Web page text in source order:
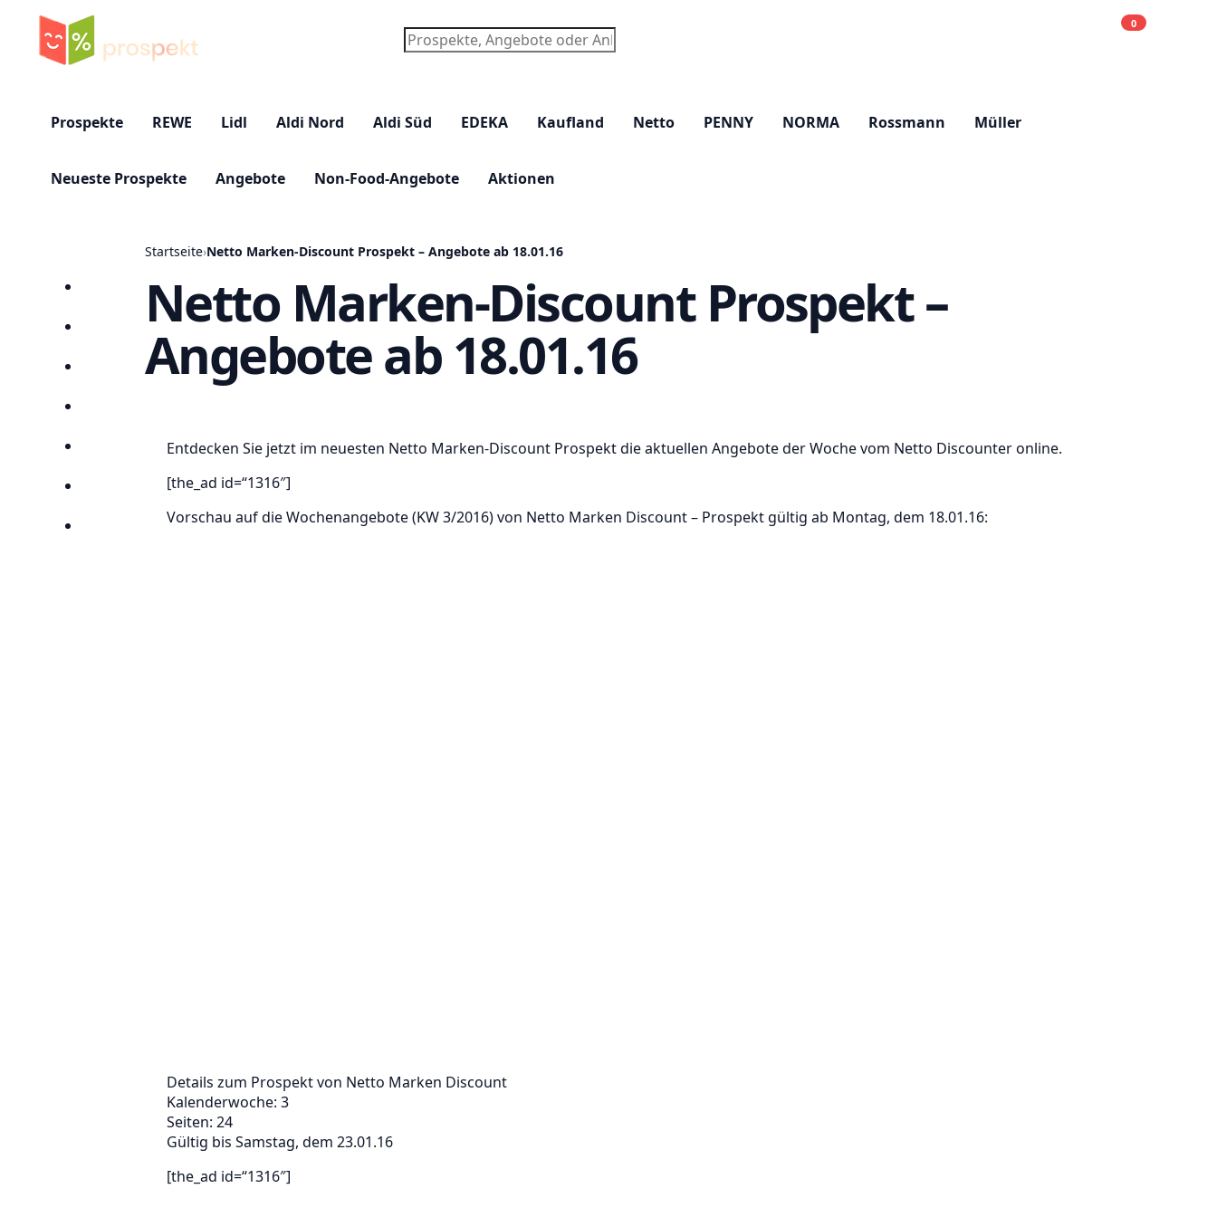
Suchen
0
Prospekte REWE Lidl Aldi Nord Aldi Süd EDEKA Kaufland Netto PENNY NORMA Rossmann Müller
Neueste Prospekte Angebote Non-Food-Angebote Aktionen
Startseite
Prospekte
Angebote
Lieblingsprospekte
Startseite›Netto Marken-Discount Prospekt – Angebote ab 18.01.16
Netto Marken-Discount Prospekt –
Angebote ab 18.01.16
Entdecken Sie jetzt im neuesten Netto Marken-Discount Prospekt die aktuellen Angebote der Woche vom Netto Discounter online.
[the_ad id=“1316″]
Vorschau auf die Wochenangebote (KW 3/2016) von Netto Marken Discount – Prospekt gültig ab Montag, dem 18.01.16:
Details zum Prospekt von Netto Marken Discount
Kalenderwoche: 3
Seiten: 24
Gültig bis Samstag, dem 23.01.16
[the_ad id=“1316″]